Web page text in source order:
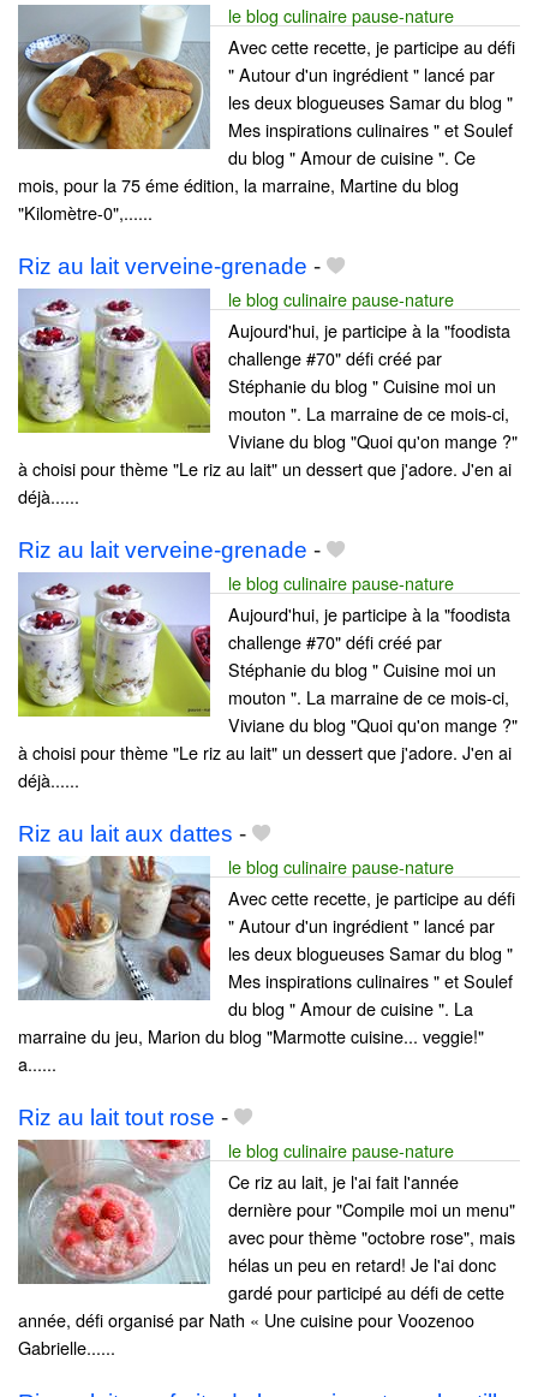
le blog culinaire pause-nature
Avec cette recette, je participe au défi
" Autour d'un ingrédient " lancé par
les deux blogueuses Samar du blog "
Mes inspirations culinaires " et Soulef
du blog " Amour de cuisine ". Ce
mois, pour la 75 éme édition, la marraine, Martine du blog
"Kilomètre-0",......
Riz au lait verveine-grenade -
le blog culinaire pause-nature
Aujourd'hui, je participe à la "foodista
challenge #70" défi créé par
Stéphanie du blog " Cuisine moi un
mouton ". La marraine de ce mois-ci,
Viviane du blog "Quoi qu'on mange ?"
à choisi pour thème "Le riz au lait" un dessert que j'adore. J'en ai
déjà......
Riz au lait verveine-grenade -
le blog culinaire pause-nature
Aujourd'hui, je participe à la "foodista
challenge #70" défi créé par
Stéphanie du blog " Cuisine moi un
mouton ". La marraine de ce mois-ci,
Viviane du blog "Quoi qu'on mange ?"
à choisi pour thème "Le riz au lait" un dessert que j'adore. J'en ai
déjà......
Riz au lait aux dattes -
le blog culinaire pause-nature
Avec cette recette, je participe au défi
" Autour d'un ingrédient " lancé par
les deux blogueuses Samar du blog "
Mes inspirations culinaires " et Soulef
du blog " Amour de cuisine ". La
marraine du jeu, Marion du blog "Marmotte cuisine... veggie!"
a......
Riz au lait tout rose -
le blog culinaire pause-nature
Ce riz au lait, je l'ai fait l'année
dernière pour "Compile moi un menu"
avec pour thème "octobre rose", mais
hélas un peu en retard! Je l'ai donc
gardé pour participé au défi de cette
année, défi organisé par Nath « Une cuisine pour Voozenoo
Gabrielle......